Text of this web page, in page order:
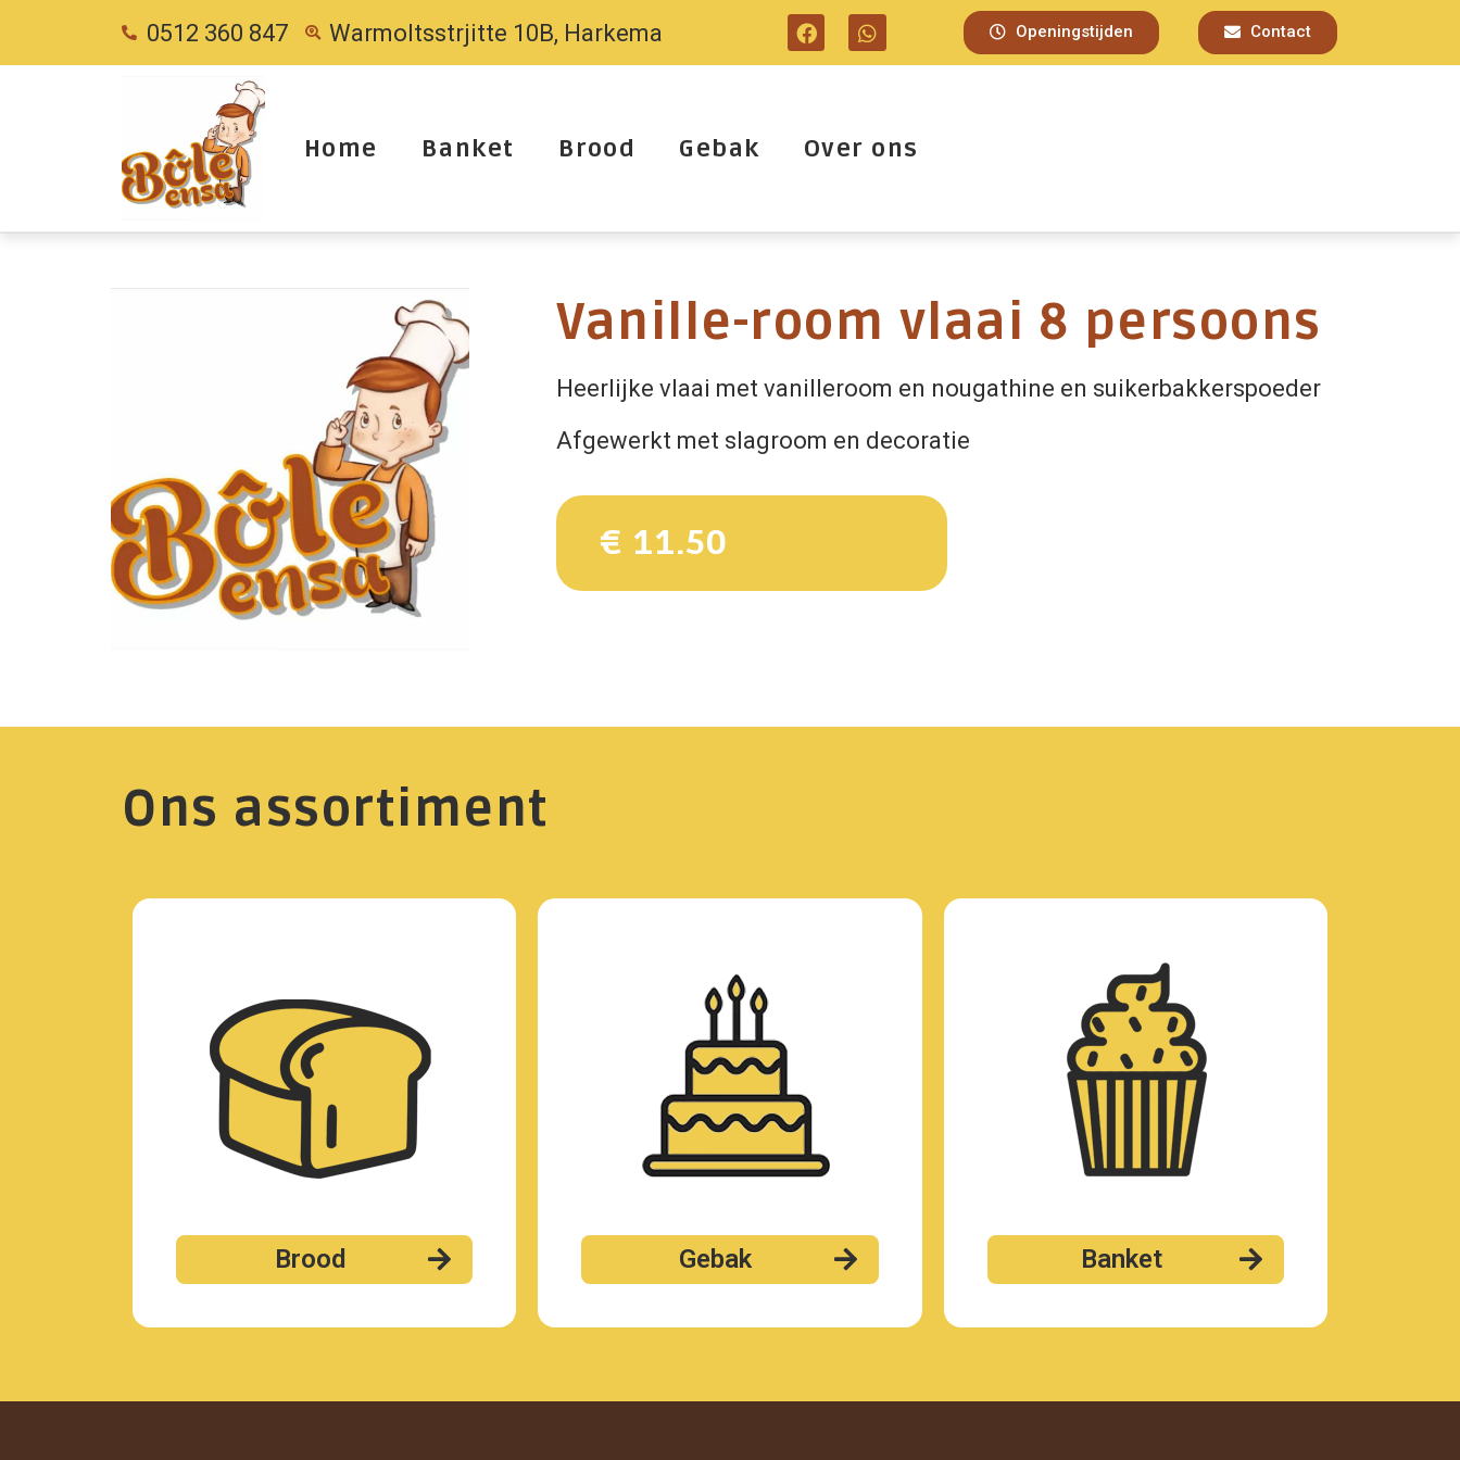
0512 360 847 Warmoltsstrjitte 10B, Harkema Openingstijden Contact
Home Banket Brood Gebak Over ons
Vanille-room vlaai 8 persoons
Heerlijke vlaai met vanilleroom en nougathine en suikerbakkerspoeder
Afgewerkt met slagroom en decoratie
€ 11.50
Ons assortiment
Brood Gebak Banket